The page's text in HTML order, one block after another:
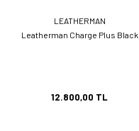
LEATHERMAN
Leatherman Charge Plus Black
12.800,00 TL